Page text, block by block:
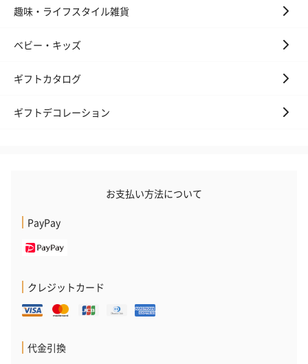
趣味・ライフスタイル雑貨
ベビー・キッズ
ギフトカタログ
ギフトデコレーション
お支払い方法について
PayPay
クレジットカード
代金引換